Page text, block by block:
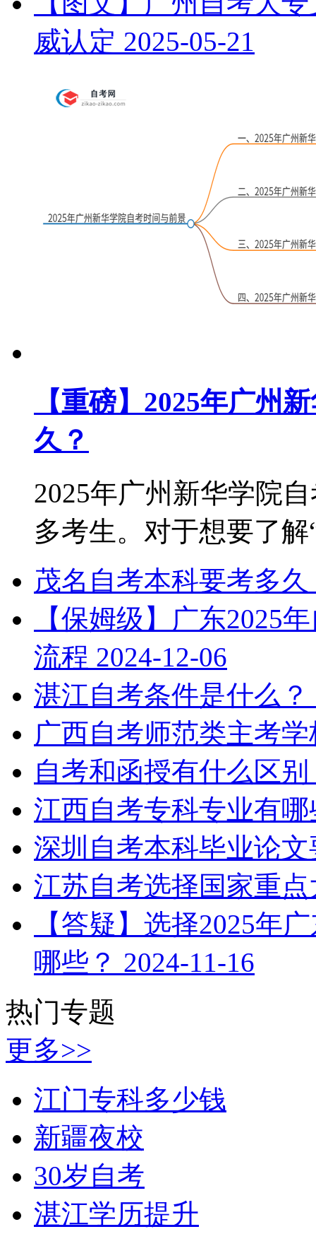
威认定 2025-05-21
【重磅】2025年广州
久？
2025年广州新华学院
多考生。对于想要了解
茂名自考本科要考多久
【保姆级】广东2025
流程 2024-12-06
湛江自考条件是什么？
广西自考师范类主考
自考和函授有什么区别
江西自考专科专业有哪
深圳自考本科毕业论
江苏自考选择国家重
【答疑】选择2025年
哪些？ 2024-11-16
热门专题
更多>>
江门专科多少钱
新疆夜校
30岁自考
湛江学历提升